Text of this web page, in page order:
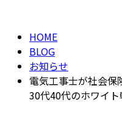
HOME
BLOG
お知らせ
電気工事士が社会保
30代40代のホワイ